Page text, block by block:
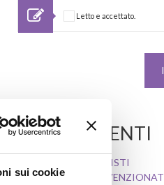
sui cookie
Letto e accettato.
POST RECENTI
DENTISTI